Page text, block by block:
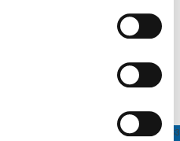
V4.1663